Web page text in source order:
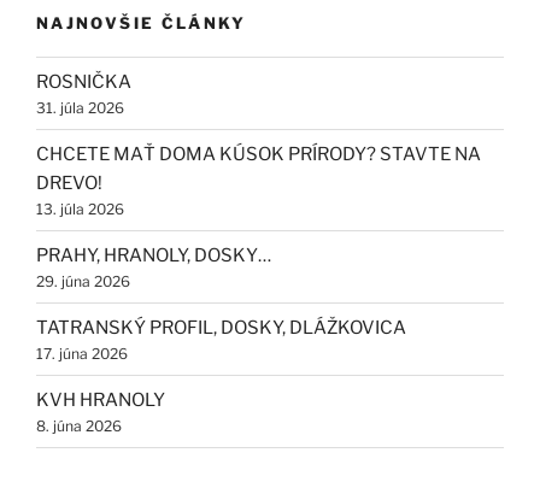
NAJNOVŠIE ČLÁNKY
ROSNIČKA
31. júla 2026
CHCETE MAŤ DOMA KÚSOK PRÍRODY? STAVTE NA
DREVO!
13. júla 2026
PRAHY, HRANOLY, DOSKY…
29. júna 2026
TATRANSKÝ PROFIL, DOSKY, DLÁŽKOVICA
17. júna 2026
KVH HRANOLY
8. júna 2026